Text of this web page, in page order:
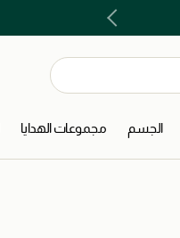
الجسم مجموعات الهدايا